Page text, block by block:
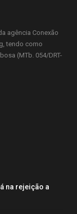
agência Conexão
tendo como
(MTb. 054/DRT-
na rejeição a